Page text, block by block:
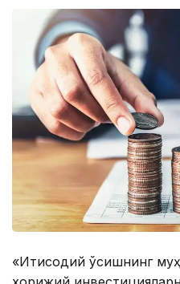
«Иқтисодий ўсишнинг